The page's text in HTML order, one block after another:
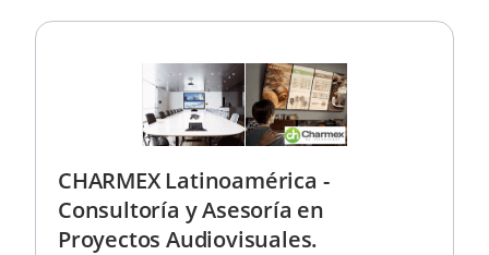
CHARMEX Latinoamérica -
Consultoría y Asesoría en
Proyectos Audiovisuales.